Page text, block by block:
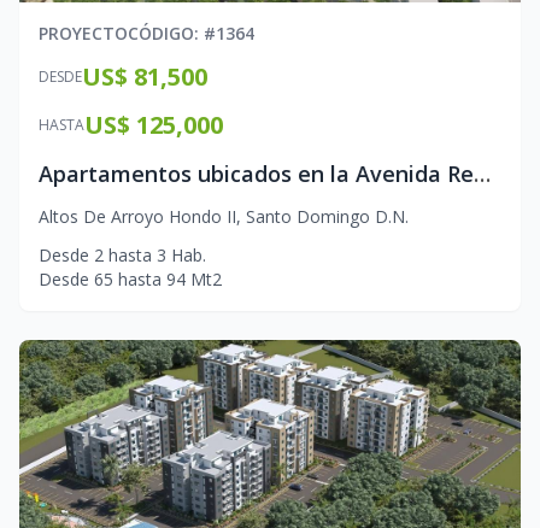
PROYECTOCÓDIGO: #1364
DESDEUS$ 81,500
HASTAUS$ 125,000
Apartamentos ubicados en la Avenida República de Colombia
Altos De Arroyo Hondo II, Santo Domingo D.N.
Desde 2 hasta 3 Hab.
Desde 65 hasta 94 Mt2